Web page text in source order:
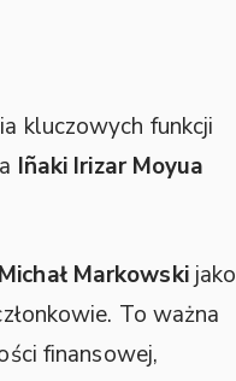
kluczowych funkcji
Iñaki Irizar Moyua
Michał Markowskijako
To ważna
finansowej,